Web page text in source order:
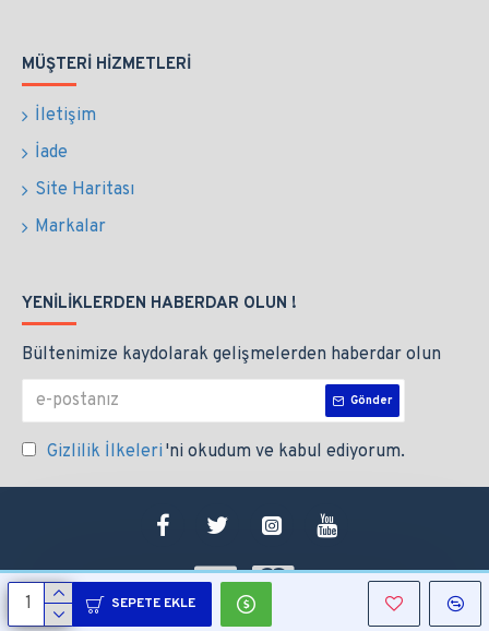
SEPETE EKLE
MÜŞTERI HIZMETLERI
İletişim
İade
Site Haritası
Markalar
YENILIKLERDEN HABERDAR OLUN !
Bültenimize kaydolarak gelişmelerden haberdar olun
Gönder
Gizlilik İlkeleri 'ni okudum ve kabul ediyorum.
Copyright © 2021, Altek Endüstri